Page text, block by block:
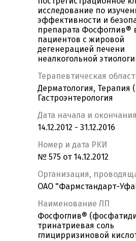
исследование по
эффективности и
препарата Фосфоглив®
пациентов с жировой
дегенерацией печени
неалкогольной
Терапевтическая
Дерматология, Терапия
Гастроэнтерология
Дата начала и
14.12.2012 - 31.12.2016
Номер и дата РКИ
№ 575 от 14.12.2012
Организация,
ОАО "Фармстандарт-
Наименование ЛП
Фосфоглив®
тринатриевая соль
глицирризиновой